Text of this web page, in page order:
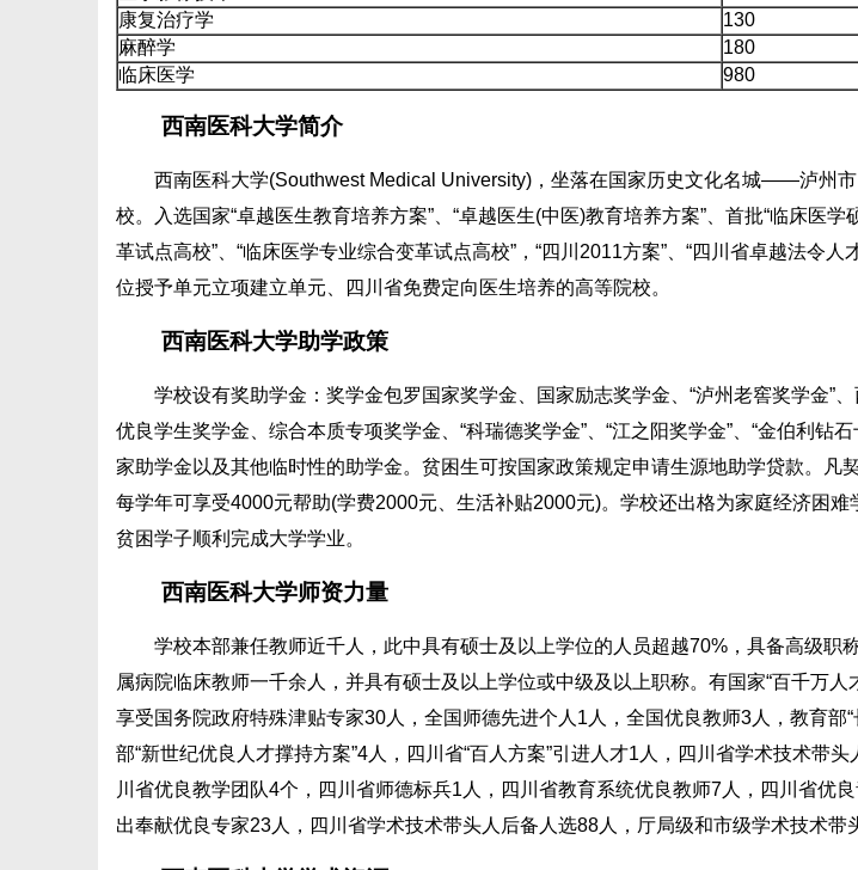
康复治疗学
130
麻醉学
180
临床医学
980
西南医科大学简介
西南医科大学(Southwest Medical University)，坐落在国家历史文化名城——泸州
校。入选国家“卓越医生教育培养方案”、“卓越医生(中医)教育培养方案”、首批“临床医
革试点高校”、“临床医学专业综合变革试点高校”，“四川2011方案”、“四川省卓越法令人
位授予单元立项建立单元、四川省免费定向医生培养的高等院校。
西南医科大学助学政策
学校设有奖助学金：奖学金包罗国家奖学金、国家励志奖学金、“泸州老窖奖学金”
优良学生奖学金、综合本质专项奖学金、“科瑞德奖学金”、“江之阳奖学金”、“金伯利钻
家助学金以及其他临时性的助学金。贫困生可按国家政策规定申请生源地助学贷款。凡
每学年可享受4000元帮助(学费2000元、生活补贴2000元)。学校还出格为家庭经济困
贫困学子顺利完成大学学业。
西南医科大学师资力量
学校本部兼任教师近千人，此中具有硕士及以上学位的人员超越70%，具备高级职
属病院临床教师一千余人，并具有硕士及以上学位或中级及以上职称。有国家“百千万人
享受国务院政府特殊津贴专家30人，全国师德先进个人1人，全国优良教师3人，教育部
部“新世纪优良人才撑持方案”4人，四川省“百人方案”引进人才1人，四川省学术技术带
川省优良教学团队4个，四川省师德标兵1人，四川省教育系统优良教师7人，四川省优
出奉献优良专家23人，四川省学术技术带头人后备人选88人，厅局级和市级学术技术带